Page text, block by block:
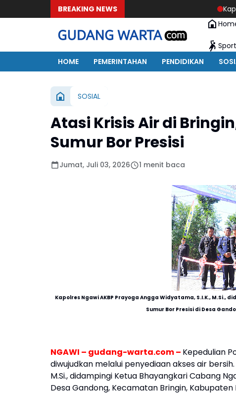
BREAKING NEWS
Kapolres Pimpin
Sport
HOME
PEMERINTAHAN PENDIDIKAN
SOSIAL
Atasi Krisis Air di
Sumur Bor Presisi
Jumat, Juli 03, 2026 1 menit baca
Kapolres Ngawi AKBP Prayoga Angga Widyatama, S.I.K.,
Sumur Bor Presisi di Desa
NGAWI – gudang-warta.com – Kepedulian
diwujudkan melalui penyediaan akses air
M.Si., didampingi Ketua Bhayangkari Cabang
Desa Gandong, Kecamatan Bringin, Kabupaten